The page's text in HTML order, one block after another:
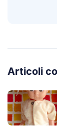
Articoli